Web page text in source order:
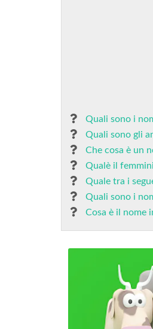
Quali sono i
Quali sono gli
Che cosa è un
Qualè il
Quale tra i
Quali sono i
Cosa è il nome